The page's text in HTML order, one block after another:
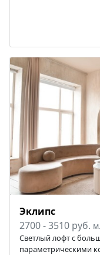
Эклипс
2700 - 3510 руб.
Светлый лофт с
параметрическими